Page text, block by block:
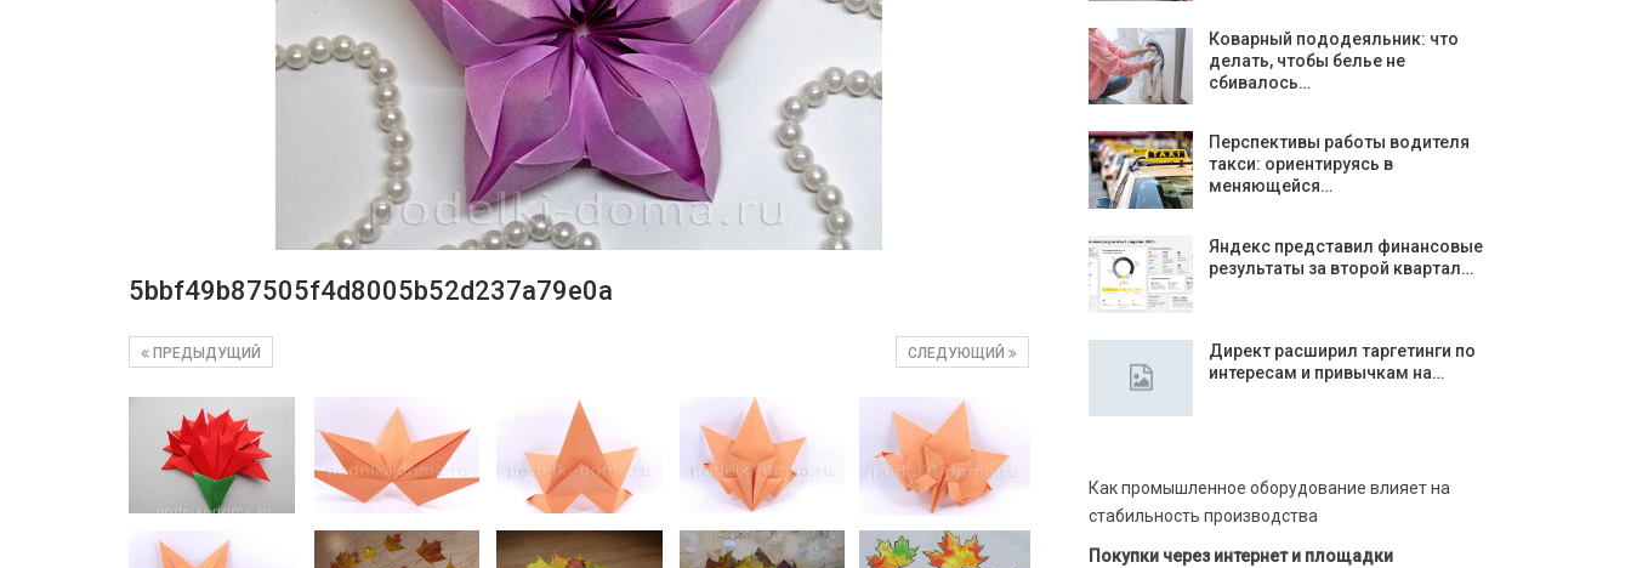
5bbf49b87505f4d8005b52d237a79e0a
СЛЕДУЮЩИЙ
ПРЕДЫДУЩИЙ
Коварный пододеяльник: что
делать, чтобы белье не
сбивалось…
Перспективы работы водителя
такси: ориентируясь в
меняющейся…
Яндекс представил финансовые
результаты за второй квартал…
Директ расширил таргетинги по
интересам и привычкам на…
Как промышленное оборудование влияет на
стабильность производства
Покупки через интернет и площадки